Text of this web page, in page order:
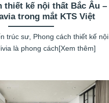
thiết kế nội thất Bắc Âu –
trong mắt KTS Việt
trúc sư, Phong cách thiết kế nội
là phong cách[Xem thêm]